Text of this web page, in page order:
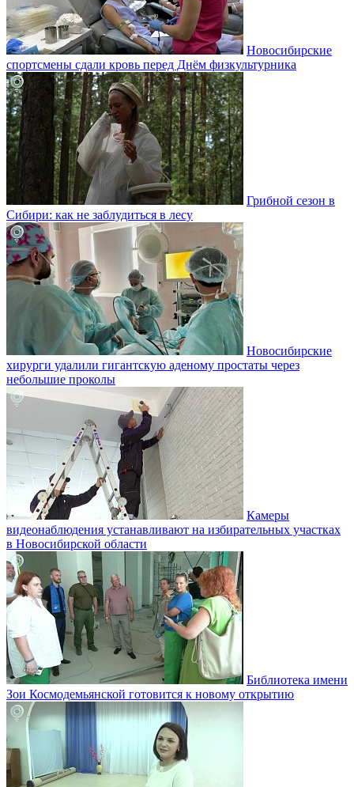
Новосибирские
спортсмены сдали кровь перед Днём физкультурника
Грибной сезон в
Сибири: как не заблудиться в лесу
Новосибирские
хирурги удалили гигантскую аденому простаты через
небольшие проколы
Камеры
видеонаблюдения устанавливают на избирательных участках
в Новосибирской области
Библиотека имени
Зои Космодемьянской готовится к новому открытию